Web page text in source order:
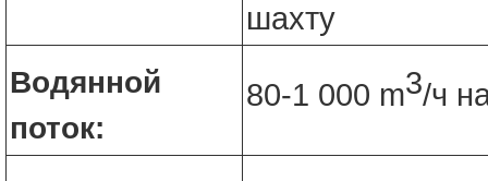
шахту
Водянной
поток:
80-1 000 m3/ч